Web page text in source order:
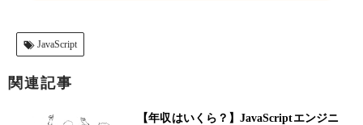
JavaScript
関連記事
【年収はいくら？】JavaScriptエンジニ